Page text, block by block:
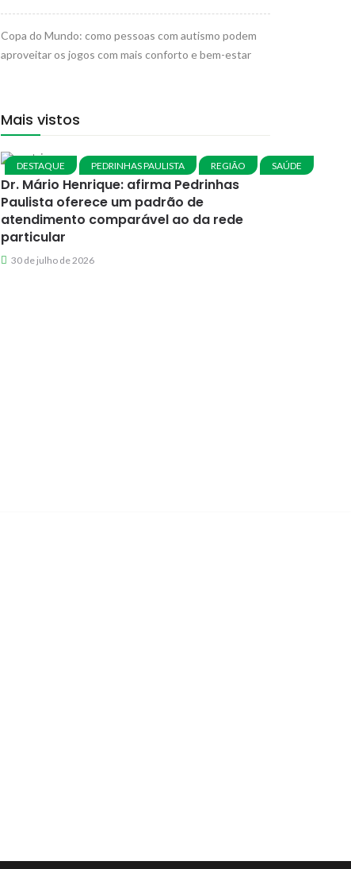
Copa do Mundo: como pessoas com autismo podem
aproveitar os jogos com mais conforto e bem-estar
Mais vistos
DESTAQUE PEDRINHAS PAULISTA REGIÃO SAÚDE
Dr. Mário Henrique: afirma Pedrinhas
Paulista oferece um padrão de
atendimento comparável ao da rede
particular
30 de julho de 2026